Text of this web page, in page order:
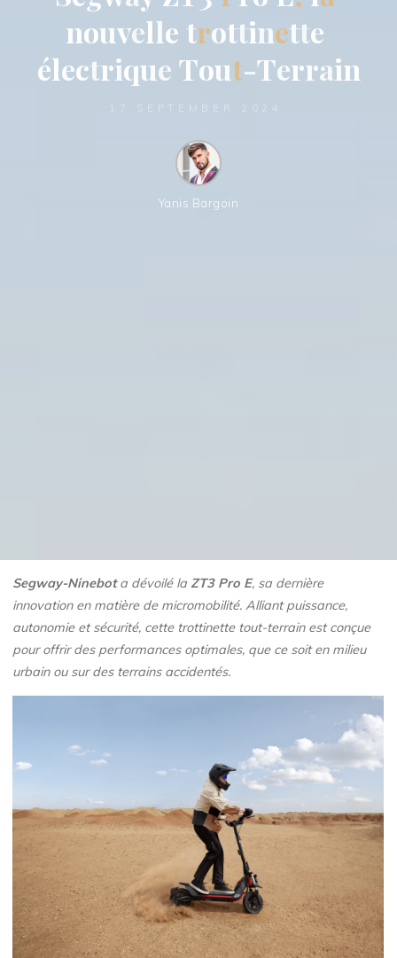
nouvelle trottinette
électrique Tout-Terrain
17 SEPTEMBER 2024
Yanis Bargoin
Segway-Ninebota dévoilé laZT3 Pro E, sa dernière
innovation en matière de micromobilité. Alliant puissance,
autonomie et sécurité, cette trottinette tout-terrain est conçue
pour offrir des performances optimales, que ce soit en milieu
urbain ou sur des terrains accidentés.